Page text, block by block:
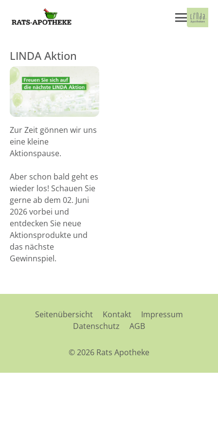
LINDA Aktion
Zur Zeit gönnen wir uns
eine kleine
Aktionspause.
Aber schon bald geht es
wieder los! Schauen Sie
gerne ab dem 02. Juni
2026 vorbei und
entdecken Sie neue
Aktionsprodukte und
das nächste
Gewinnspiel.
Seitenübersicht Kontakt
Impressum
Datenschutz
AGB
© 2026 Rats Apotheke